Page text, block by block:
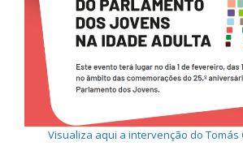
Visualiza aqui a intervenção do Tomás